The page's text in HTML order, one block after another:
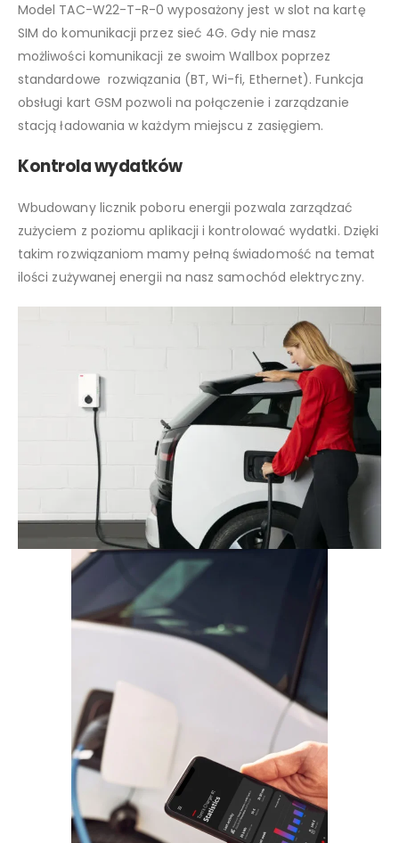
Model TAC-W22-T-R-0 wyposażony jest w slot na kartę
SIM do komunikacji przez sieć 4G. Gdy nie masz
możliwości komunikacji ze swoim Wallbox poprzez
standardowe rozwiązania (BT, Wi-fi, Ethernet). Funkcja
obsługi kart GSM pozwoli na połączenie i zarządzanie
stacją ładowania w każdym miejscu z zasięgiem.
Kontrola wydatków
Wbudowany licznik poboru energii pozwala zarządzać
zużyciem z poziomu aplikacji i kontrolować wydatki. Dzięki
takim rozwiązaniom mamy pełną świadomość na temat
ilości zużywanej energii na nasz samochód elektryczny.